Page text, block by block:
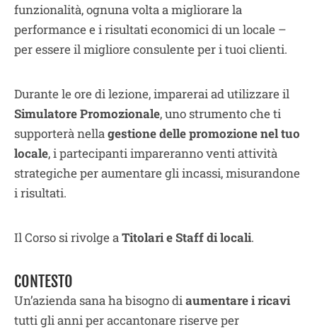
funzionalità, ognuna volta a migliorare la
performance e i risultati economici di un locale –
per essere il migliore consulente per i tuoi clienti.
Durante le ore di lezione, imparerai ad utilizzare il
Simulatore Promozionale, uno strumento che ti
supporterà nella gestione delle promozione nel tuo
locale, i partecipanti impareranno venti attività
strategiche per aumentare gli incassi, misurandone
i risultati.
Il Corso si rivolge a Titolari e Staff di locali.
CONTESTO
Un’azienda sana ha bisogno di aumentare i ricavi
tutti gli anni per accantonare riserve per